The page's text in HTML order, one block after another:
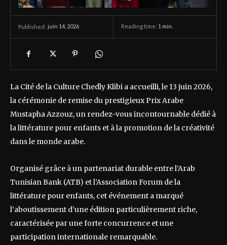
Published: juin 14, 2026 Reading time: 1 min.
La Cité de la Culture Chedly Klibi a accueilli, le 13 juin 2026,
la cérémonie de remise du prestigieux Prix Arabe
Mustapha Azzouz, un rendez-vous incontournable dédié à
la littérature pour enfants et à la promotion de la créativité
dans le monde arabe.
Organisé grâce à un partenariat durable entre l’Arab
Tunisian Bank (ATB) et l’Association Forum de la
littérature pour enfants, cet événement a marqué
l’aboutissement d’une édition particulièrement riche,
caractérisée par une forte concurrence et une
participation internationale remarquable.